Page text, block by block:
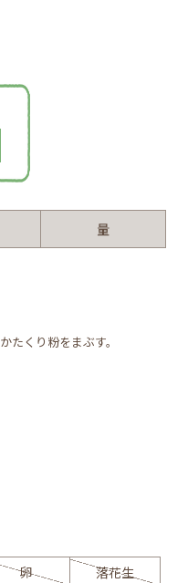
量
かたくり粉をまぶす。
卵
落花生